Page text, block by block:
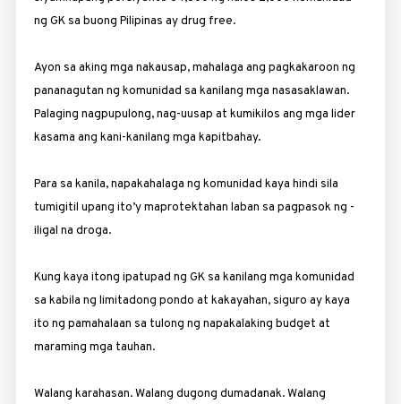
ng GK sa buong Pilipinas ay drug free.
Ayon sa aking mga nakausap, mahalaga ang pagkakaroon ng
pananagutan ng komunidad sa kanilang mga nasasak­lawan.
Palaging nagpupulong, nag-uusap at kumikilos ang mga lider
kasama ang kani-kanilang mga kapitbahay.
Para sa kanila, napakahalaga ng komunidad kaya hindi sila
tumigitil upang ito’y maprotektahan laban sa pagpasok ng ­
iligal na droga.
Kung kaya itong ipatupad ng GK sa kanilang mga komunidad
sa kabila ng limitadong pondo at kakayahan, siguro ay kaya
ito ng pamahalaan sa tulong ng napakalaking budget at
maraming mga tauhan.
Walang karahasan. Walang dugong dumadanak. Walang